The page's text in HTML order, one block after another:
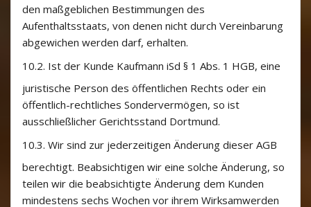
den maßgeblichen Bestimmungen des
Aufenthaltsstaats, von denen nicht durch Vereinbarung
abgewichen werden darf, erhalten.
10.2. Ist der Kunde Kaufmann iSd § 1 Abs. 1 HGB, eine
juristische Person des öffentlichen Rechts oder ein
öffentlich-rechtliches Sondervermögen, so ist
ausschließlicher Gerichtsstand Dortmund.
10.3. Wir sind zur jederzeitigen Änderung dieser AGB
berechtigt. Beabsichtigen wir eine solche Änderung, so
teilen wir die beabsichtigte Änderung dem Kunden
mindestens sechs Wochen vor ihrem Wirksamwerden